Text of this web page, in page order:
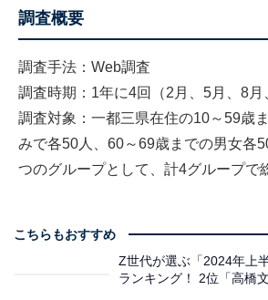
調査概要
調査手法：Web調査
調査時期：1年に4回（2月、5月、8月
調査対象：一都三県在住の10～59歳
みで各50人、60～69歳までの男女各
つのグループとして、計4グループで
こちらもおすすめ
Z世代が選ぶ「2024年上
ランキング！ 2位「高橋